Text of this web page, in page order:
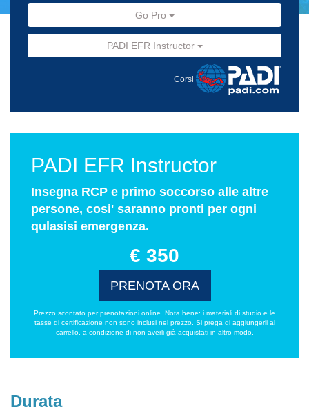
Go Pro
PADI EFR Instructor
Corsi
PADI EFR Instructor
Insegna RCP e primo soccorso alle altre
persone, cosi' saranno pronti per ogni
qulasisi emergenza.
€ 350
PRENOTA ORA
Prezzo scontato per prenotazioni online. Nota bene: i materiali di studio e le
tasse di certificazione non sono inclusi nel prezzo. Si prega di aggiungerli al
carrello, a condizione di non averli già acquistati in altro modo.
Durata